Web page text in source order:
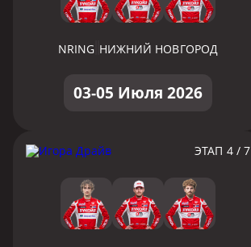
NRING НИЖНИЙ НОВГОРОД
03-05 Июля 2026
ЭТАП 4 / 7